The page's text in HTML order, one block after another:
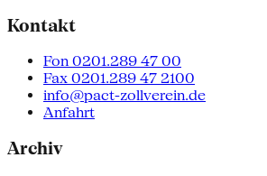
Kontakt
Fon 0201.289 47 00
Fax 0201.289 47 2100
info@pact-zollverein.de
Anfahrt
Archiv